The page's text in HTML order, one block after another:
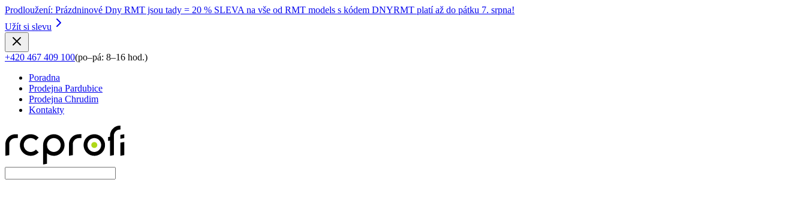
Prodloužení: Prázdninové Dny RMT jsou tady = 20 % SLEVA na vše od RMT models s kódem DNYRMT platí až do pátku 7. srpna!
Užít si slevu
+420 467 409 100(po–pá: 8–16 hod.)
Poradna
Prodejna Pardubice
Prodejna Chrudim
Kontakty